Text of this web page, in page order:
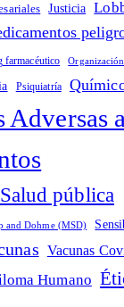
Justicia
farmacéutico
Psiquiatría
Adversas
Salud pública
and Dohme (MSD)
Vacunas
Humano